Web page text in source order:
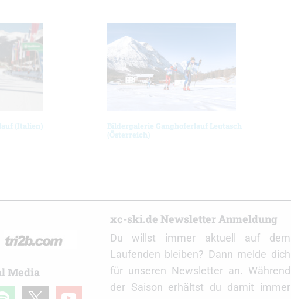
(Italien)
Bildergalerie Ganghoferlauf Leutasch
(Österreich)
Media
youtube
xc-ski.de Newsletter Anmeldung
Du willst immer aktuell auf dem
Laufenden bleiben? Dann melde dich
für unseren Newsletter an. Während
der Saison erhältst du damit immer